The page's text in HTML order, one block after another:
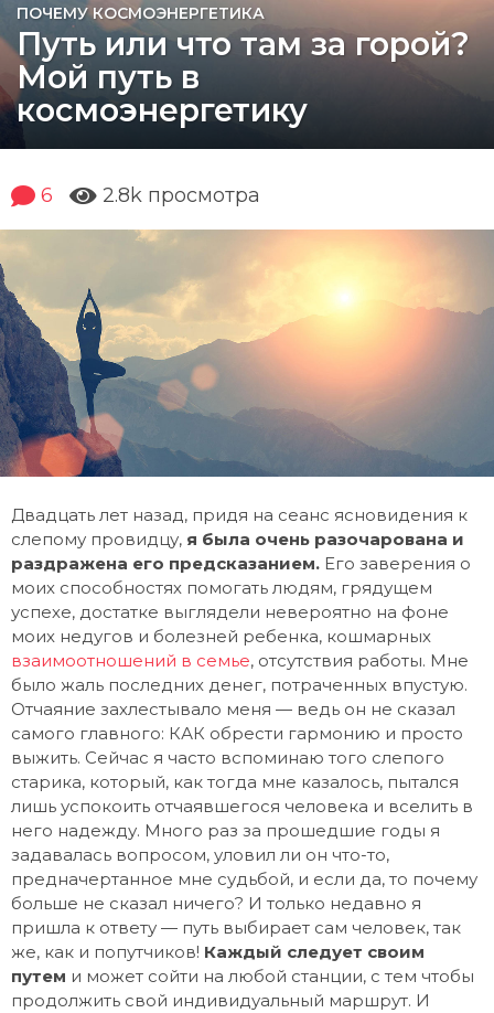
8
л
е
т
a
6
л
е
т
g
o
ПОЧЕМУ КОСМОЭНЕРГЕТИКА
Путь или что там за горой?
Мой путь в
космоэнергетику
6 2.8k просмотра
Двадцать лет назад, придя на сеанс ясновидения к
слепому провидцу, я была очень разочарована и
раздражена его предсказанием. Его заверения о
моих способностях помогать людям, грядущем
успехе, достатке выглядели невероятно на фоне
моих недугов и болезней ребенка, кошмарных
взаимоотношений в семье, отсутствия работы. Мне
было жаль последних денег, потраченных впустую.
Отчаяние захлестывало меня — ведь он не сказал
самого главного: КАК обрести гармонию и просто
выжить. Сейчас я часто вспоминаю того слепого
старика, который, как тогда мне казалось, пытался
лишь успокоить отчаявшегося человека и вселить в
него надежду. Много раз за прошедшие годы я
задавалась вопросом, уловил ли он что-то,
предначертанное мне судьбой, и если да, то почему
больше не сказал ничего? И только недавно я
пришла к ответу — путь выбирает сам человек, так
же, как и попутчиков! Каждый следует своим
путем и может сойти на любой станции, с тем чтобы
продолжить свой индивидуальный маршрут. И